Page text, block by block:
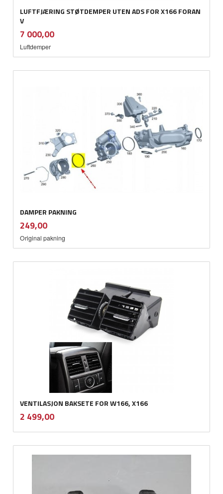
LUFTFJÆRING STØTDEMPER UTEN ADS FOR X166 FORAN
V
Pris
7 000,00mva.
Luftdemper
DAMPER PAKNING
Pris
249,00mva.
Original pakning
VENTILASJON BAKSETE FOR W166, X166
Pris
2 499,00mva.